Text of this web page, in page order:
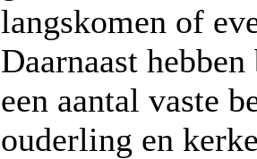
langskomen of
Daarnaast
een aantal vaste
ouderling en